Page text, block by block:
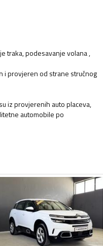
traka, podesavanje volana ,
i provjeren od strane stručnog
iz provjerenih auto placeva,
automobile po